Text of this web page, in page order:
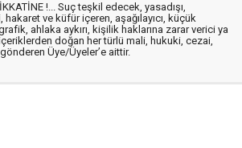
!... Suç teşkil edecek, yasadışı,
ve küfür içeren, aşağılayıcı, küçük
ahlaka aykırı, kişilik haklarına zarar verici ya
doğan her türlü mali, hukuki, cezai,
Üye/Üyeler’e aittir.